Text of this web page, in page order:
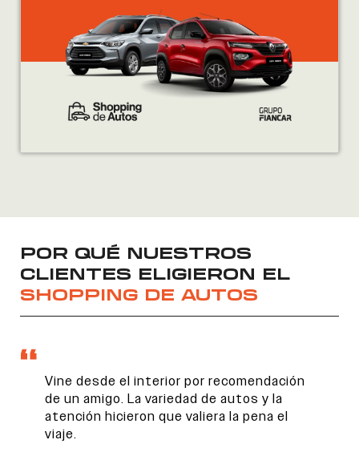
POR QUÉ NUESTROS
CLIENTES ELIGIERON EL
SHOPPING DE AUTOS
Vine desde el interior por recomendación
de un amigo. La variedad de autos y la
atención hicieron que valiera la pena el
viaje.